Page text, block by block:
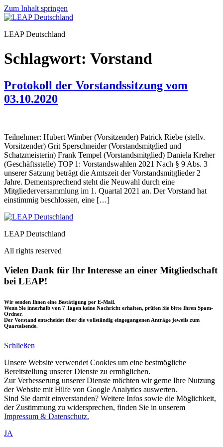
Zum Inhalt springen
LEAP Deutschland
Schlagwort: Vorstand
Protokoll der Vorstandssitzung vom
03.10.2020
Teilnehmer: Hubert Wimber (Vorsitzender) Patrick Riebe (stellv.
Vorsitzender) Grit Sperschneider (Vorstandsmitglied und
Schatzmeisterin) Frank Tempel (Vorstandsmitglied) Daniela Kreher
(Geschäftsstelle) TOP 1: Vorstandswahlen 2021 Nach § 9 Abs. 3
unserer Satzung beträgt die Amtszeit der Vorstandsmitglieder 2
Jahre. Dementsprechend steht die Neuwahl durch eine
Mitgliederversammlung im 1. Quartal 2021 an. Der Vorstand hat
einstimmig beschlossen, eine […]
LEAP Deutschland
All rights reserved
Vielen Dank für Ihr Interesse an einer Mitgliedschaft
bei LEAP!
Wir senden Ihnen eine Bestätigung per E-Mail.
Wenn Sie innerhalb von 7 Tagen keine Nachricht erhalten, prüfen Sie bitte Ihren Spam-
Ordner.
Der Vorstand entscheidet über die vollständig eingegangenen Anträge jeweils zum
Quartalsende.
Schließen
Unsere Website verwendet Cookies um eine bestmögliche
Bereitstellung unserer Dienste zu ermöglichen.
Zur Verbesserung unserer Dienste möchten wir gerne Ihre Nutzung
der Website mit Hilfe von Google Analytics auswerten.
Sind Sie damit einverstanden? Weitere Infos sowie die Möglichkeit,
der Zustimmung zu widersprechen, finden Sie in unserem
Impressum & Datenschutz.
JA